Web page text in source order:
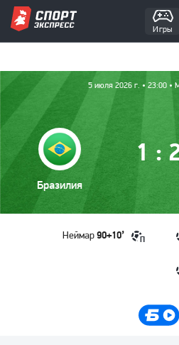
Игры
5 июля 2026 г. • 23:00 •
1 :
Бразилия
Неймар 90+10’ П